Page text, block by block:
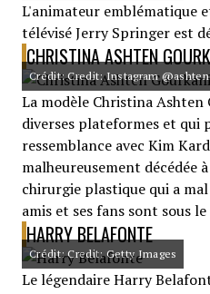
L'animateur emblématique
télévisé Jerry Springer est
CHRISTINA ASHTEN
Crédit: Credit: Instagram
La modèle Christina
diverses plateformes et
ressemblance avec Kim
malheureusement décédée
chirurgie plastique qui a
amis et ses fans sont sous le
HARRY BELAFONTE
Crédit: Credit: Getty Images
Le légendaire Harry